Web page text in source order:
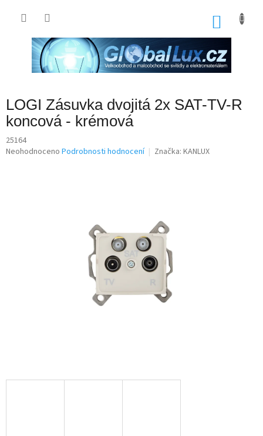
LOGI Zásuvka dvojitá 2x SAT-TV-R
koncová - krémová
25164
Průměrné
Neohodnoceno Podrobnosti hodnocení Značka: KANLUX